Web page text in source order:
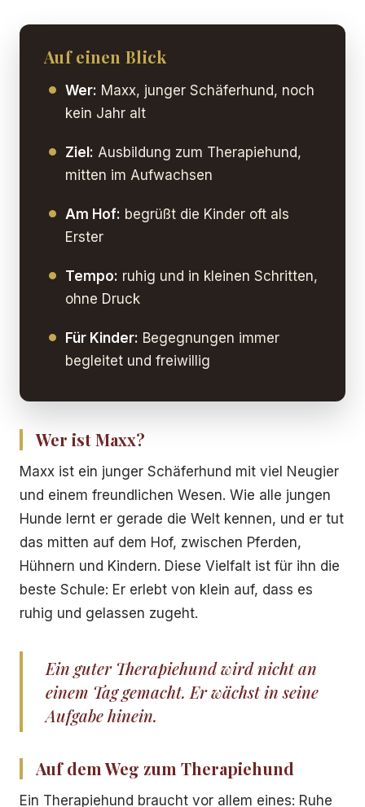
Auf einen Blick
Wer: Maxx, junger Schäferhund, noch
kein Jahr alt
Ziel: Ausbildung zum Therapiehund,
mitten im Aufwachsen
Am Hof: begrüßt die Kinder oft als
Erster
Tempo: ruhig und in kleinen Schritten,
ohne Druck
Für Kinder: Begegnungen immer
begleitet und freiwillig
Wer ist Maxx?
Maxx ist ein junger Schäferhund mit viel Neugier
und einem freundlichen Wesen. Wie alle jungen
Hunde lernt er gerade die Welt kennen, und er tut
das mitten auf dem Hof, zwischen Pferden,
Hühnern und Kindern. Diese Vielfalt ist für ihn die
beste Schule: Er erlebt von klein auf, dass es
ruhig und gelassen zugeht.
Ein guter Therapiehund wird nicht an
einem Tag gemacht. Er wächst in seine
Aufgabe hinein.
Auf dem Weg zum Therapiehund
Ein Therapiehund braucht vor allem eines: Ruhe